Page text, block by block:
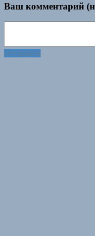
Ваш комментарий
Отправить